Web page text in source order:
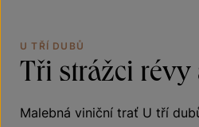
U TŘÍ DUBŮ
Tři strážci révy
Malebná viniční trať U tří